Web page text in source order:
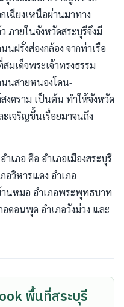
เฉียงเหนือผ่านมาทาง
ภายในจังหวัดสระบุรีจึงมี
ฝรั่งส่องกล้อง จากท่าเรือ
เด็จพระเจ้าทรงธรรม
นสายหนองโดน-
คราม เป็นต้น ทำให้จังหวัด
เจริญขึ้นเรื่อยมาจนถึง
เภอ คือ อำเภอเมืองสระบุรี
อวิหารแดง อำเภอ
านหมอ อำเภอพระพุทธบาท
อดอนพุด อำเภอวังม่วง และ
พื้นที่สระบุรี